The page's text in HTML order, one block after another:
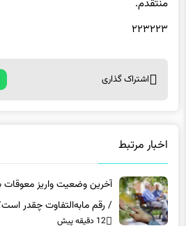
۲۲۳۲۲۳
آخرین وضعیت واریز معوقات
/ رقم مابه‌التفاوت چقدر
12 دقیقه پیش